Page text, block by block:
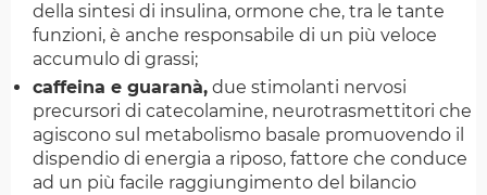
della sintesi di insulina, ormone che, tra le tante
funzioni, è anche responsabile di un più veloce
accumulo di grassi;
caffeina e guaranà, due stimolanti nervosi
precursori di catecolamine, neurotrasmettitori che
agiscono sul metabolismo basale promuovendo il
dispendio di energia a riposo, fattore che conduce
ad un più facile raggiungimento del bilancio